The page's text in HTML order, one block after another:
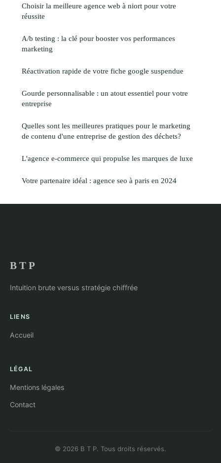
Choisir la meilleure agence web à niort pour votre
réussite
A/b testing : la clé pour booster vos performances
marketing
Réactivation rapide de votre fiche google suspendue
Gourde personnalisable : un atout essentiel pour votre
entreprise
Quelles sont les meilleures pratiques pour le marketing
de contenu d'une entreprise de gestion des déchets?
L'agence e-commerce qui propulse les marques de luxe
Votre partenaire idéal : agence seo à paris en 2024
B T P
Intuition brute versus stratégie chiffrée
LIENS
Accueil
LÉGAL
Mentions légales
Contact
© 2026 B T P. Tous droits réservés.